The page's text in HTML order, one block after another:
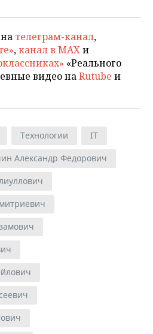
телеграм-канал,
,канал в MAXи
«Реального
видео наRutube и
Технологии
IT
Александр Федорович